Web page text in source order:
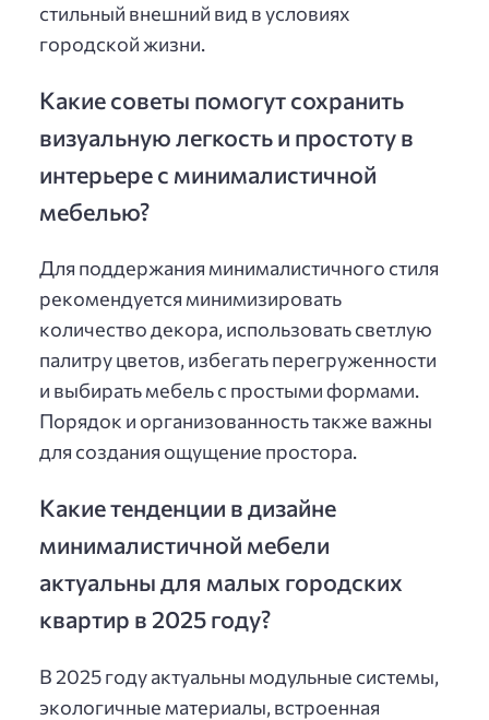
стильный внешний вид в условиях
городской жизни.
Какие советы помогут сохранить
визуальную легкость и простоту в
интерьере с минималистичной
мебелью?
Для поддержания минималистичного стиля
рекомендуется минимизировать
количество декора, использовать светлую
палитру цветов, избегать перегруженности
и выбирать мебель с простыми формами.
Порядок и организованность также важны
для создания ощущение простора.
Какие тенденции в дизайне
минималистичной мебели
актуальны для малых городских
квартир в 2025 году?
В 2025 году актуальны модульные системы,
экологичные материалы, встроенная